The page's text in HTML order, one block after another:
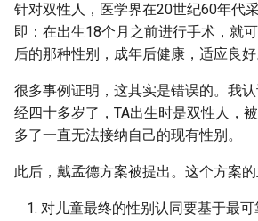
针对双性人，医学界在20世纪60年代
即：在出生18个月之前进行手术，就
后的那种性别，成年后健康，适应良好
很多事例证明，这其实是错误的。我认
经四十多岁了，TA出生时是双性人，
多了一直无法接纳自己的现有性别。
此后，戴孟德方案被提出。这个方案的
对儿童最终的性别认同要基于最可